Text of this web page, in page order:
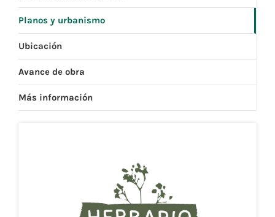
Planos y urbanismo
Ubicación
Avance de obra
Más información